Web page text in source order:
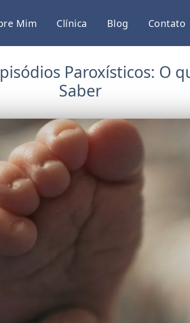
Mim Clínica Blog Contato
Paroxísticos: O
Saber